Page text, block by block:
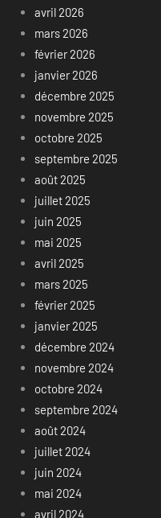
avril 2026
mars 2026
février 2026
janvier 2026
décembre 2025
novembre 2025
octobre 2025
septembre 2025
août 2025
juillet 2025
juin 2025
mai 2025
avril 2025
mars 2025
février 2025
janvier 2025
décembre 2024
novembre 2024
octobre 2024
septembre 2024
août 2024
juillet 2024
juin 2024
mai 2024
avril 2024